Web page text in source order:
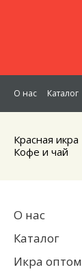
О нас Каталог
Красная икра
Кофе и чай
О нас
Каталог
Икра оптом